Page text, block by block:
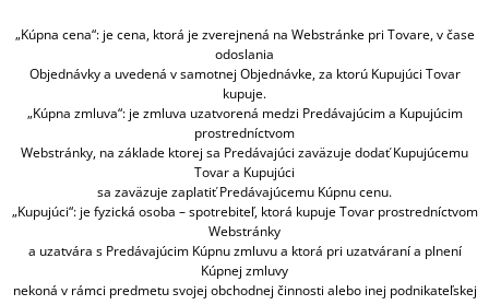
„Kúpna cena“: je cena, ktorá je zverejnená na Webstránke pri Tovare, v čase
odoslania
Objednávky a uvedená v samotnej Objednávke, za ktorú Kupujúci Tovar
kupuje.
„Kúpna zmluva“: je zmluva uzatvorená medzi Predávajúcim a Kupujúcim
prostredníctvom
Webstránky, na základe ktorej sa Predávajúci zaväzuje dodať Kupujúcemu
Tovar a Kupujúci
sa zaväzuje zaplatiť Predávajúcemu Kúpnu cenu.
„Kupujúci“: je fyzická osoba – spotrebiteľ, ktorá kupuje Tovar prostredníctvom
Webstránky
a uzatvára s Predávajúcim Kúpnu zmluvu a ktorá pri uzatváraní a plnení
Kúpnej zmluvy
nekoná v rámci predmetu svojej obchodnej činnosti alebo inej podnikateľskej
?